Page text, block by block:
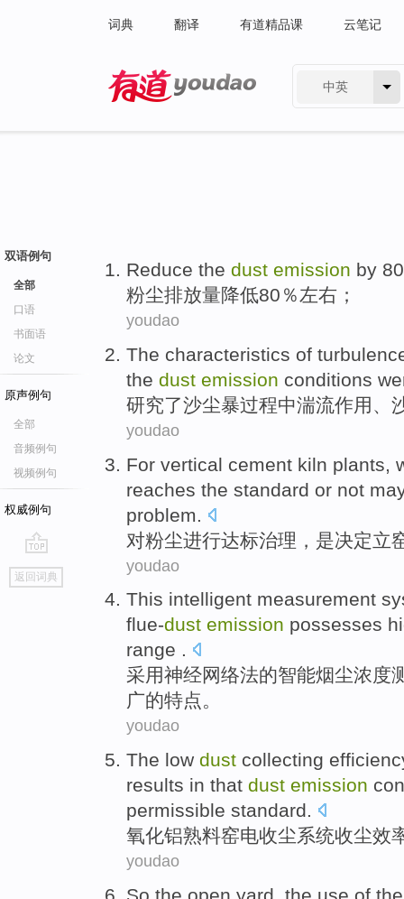
词典 翻译 有道精品课 云笔记
中英
双语例句
全部
口语
书面语
论文
原声例句
全部
音频例句
视频例句
权威例句
go
top
返回词典
Reduce the dust emission by
粉尘排放量降低80％左右；
youdao
The characteristics of
the dust emission conditions
研究了沙尘暴过程中湍流作用 、
youdao
For vertical cement kiln plants,
reaches the standard or not
problem
对粉尘进行达标治理， 是决定立
youdao
This intelligent measurement
flue-dust emission possesses
range .
采用神经网络法的智能烟尘浓度
广的特点。
youdao
The low dust collecting
results in that dust emission
permissible standard.
氧化铝熟料窑电收尘系统收尘效
youdao